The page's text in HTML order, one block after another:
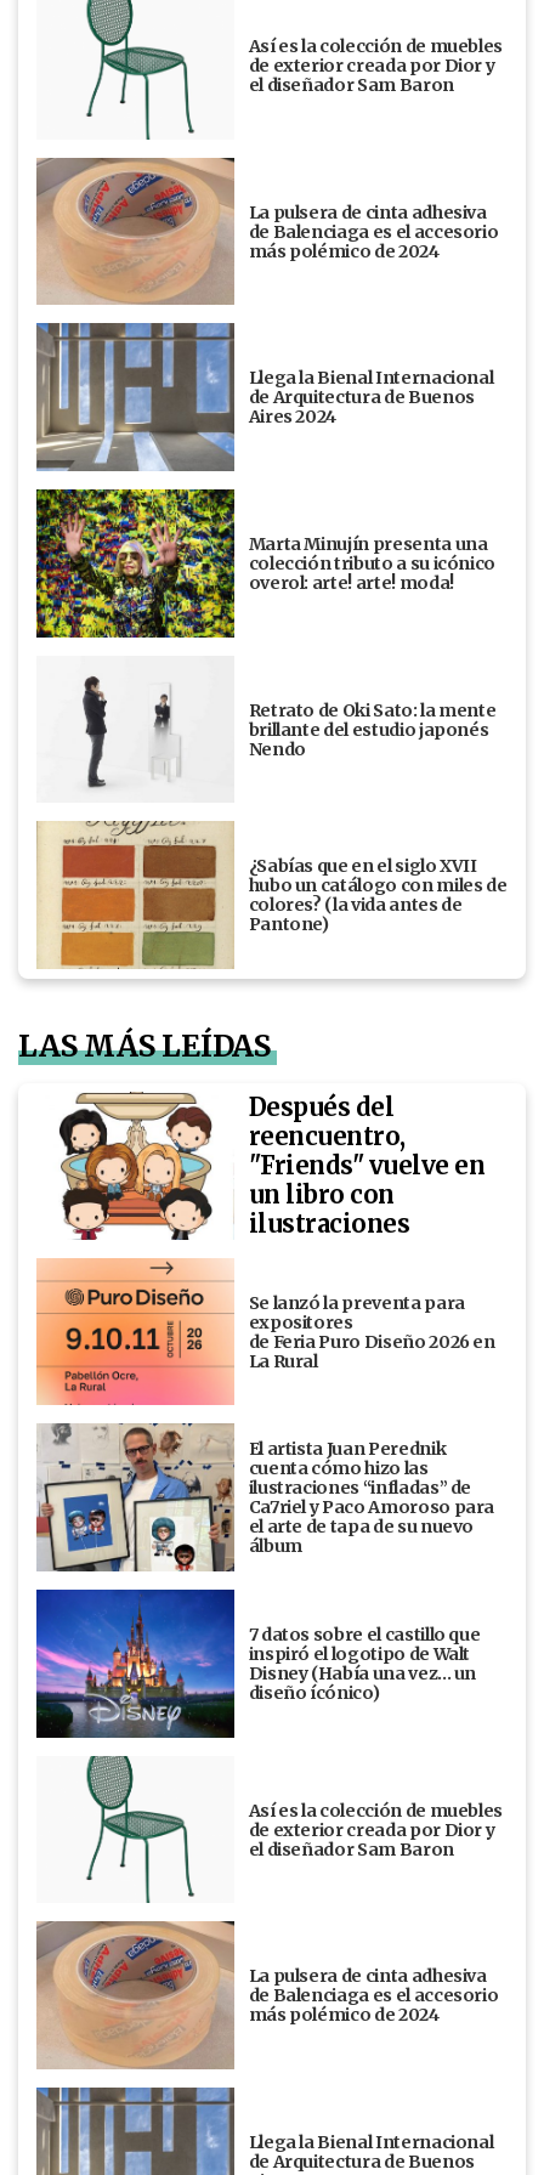
Así es la colección de muebles
de exterior creada por Dior y
el diseñador Sam Baron
La pulsera de cinta adhesiva
de Balenciaga es el accesorio
más polémico de 2024
Llega la Bienal Internacional
de Arquitectura de Buenos
Aires 2024
Marta Minujín presenta una
colección tributo a su icónico
overol: arte! arte! moda!
Retrato de Oki Sato: la mente
brillante del estudio japonés
Nendo
¿Sabías que en el siglo XVII
hubo un catálogo con miles de
colores? (la vida antes de
Pantone)
LAS MÁS LEÍDAS
Después del
reencuentro,
"Friends" vuelve en
un libro con
ilustraciones
Se lanzó la preventa para
expositores
de Feria Puro Diseño 2026 en
La Rural
El artista Juan Perednik
cuenta cómo hizo las
ilustraciones “infladas” de
Ca7riel y Paco Amoroso para
el arte de tapa de su nuevo
álbum
7 datos sobre el castillo que
inspiró el logotipo de Walt
Disney (Había una vez... un
diseño ícónico)
Así es la colección de muebles
de exterior creada por Dior y
el diseñador Sam Baron
La pulsera de cinta adhesiva
de Balenciaga es el accesorio
más polémico de 2024
Llega la Bienal Internacional
de Arquitectura de Buenos